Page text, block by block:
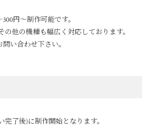
円～制作可能です。
の他の機種も幅広く対応しております。
い合わせ下さい。
完了後)に制作開始となります。